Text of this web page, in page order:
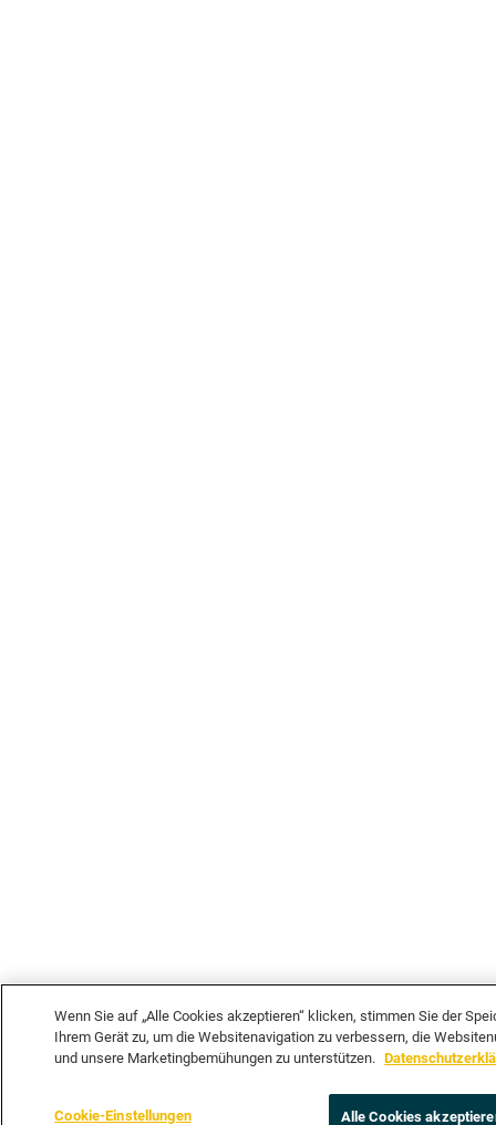
Wenn Sie auf „Alle Cookies akzeptieren“ klicken, stimmen Sie der
Ihrem Gerät zu, um die Websitenavigation zu verbessern, die
und unsere Marketingbemühungen zu unterstützen.
Cookie-Einstellungen Alle Cookies